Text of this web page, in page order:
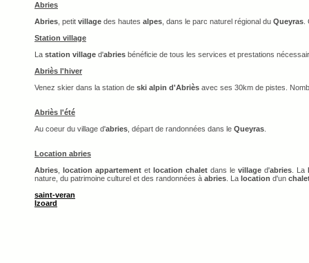
Abries
Abries , petit village des hautes alpes , dans le parc naturel régional du Queyras
Station village
La station village d'abries bénéficie de tous les services et prestations
Abriès l'hiver
Venez skier dans la station de ski alpin d'Abriès avec ses 30km de pistes.
Abriès l'été
Au coeur du village d'abries , départ de randonnées dans le Queyras
Location abries
Abries ,location appartement etlocation chalet dans levillage d'abries . La
nature, du patrimoine culturel et des randonnées à abries . La location d'un
saint-veran
Izoard